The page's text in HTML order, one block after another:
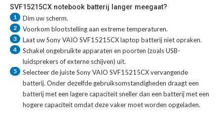
SVF15215CX notebook batterij langer meegaat?
1 Dim uw scherm.
2 Voorkom blootstelling aan extreme temperaturen.
3 Laat uwSony VAIO SVF15215CX laptop batterijniet opraken.
4
Schakel ongebruikte apparaten en poorten (zoals USB-
luidsprekers of externe schijven) uit.
5 Selecteer de juisteSony VAIO SVF15215CX vervangende
batterij. Onder dezelfde gebruiksomstandigheden draagt een
batterij met een lagere capaciteit sneller dan een batterij met een
hogere capaciteit omdat deze vaker moet worden opgeladen.